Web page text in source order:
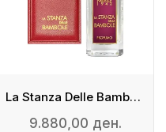
La Stanza Delle Bambole Unisex - Eau De Parfum
9.880,00 ден.